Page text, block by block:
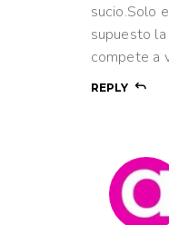
sucio.Solo
supuesto
compete a
REPLY